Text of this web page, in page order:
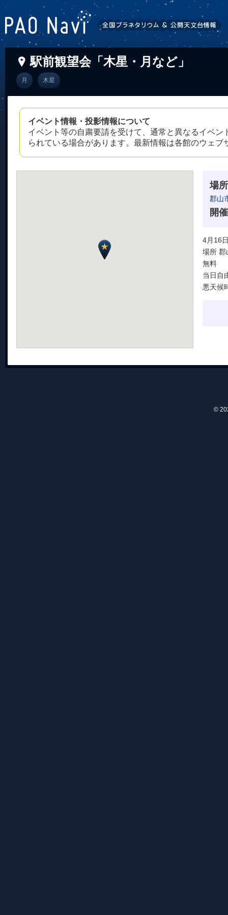
駅前観望会「木星・月など」
月 木星
イベント情報・投影情報について
イベント等の自粛要請を受けて、通常と異なるイベ
られている場合があります。最新情報は各館のウェ
場所
郡山
開
4月16
場所 郡
無料
当日自
悪天候
©